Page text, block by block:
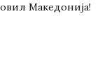
Македонија!